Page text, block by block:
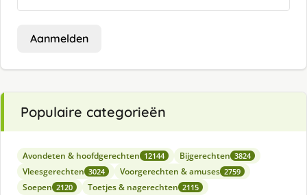
Aanmelden
Populaire categorieën
Avondeten & hoofdgerechten 12144 Bijgerechten 3824
Vleesgerechten 3024 Voorgerechten & amuses 2759
Soepen 2120 Toetjes & nagerechten 2115